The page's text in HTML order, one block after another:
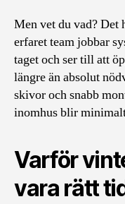
Men vet du vad? Det
erfaret team jobbar
taget och ser till att
längre än absolut
skivor och snabb
inomhus blir
Varför
vara rätt